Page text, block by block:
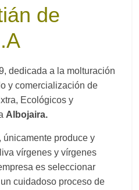
de
dedicada a la molturación
y comercialización de
Ecológicos y
Albojaira.
únicamente produce y
vírgenes y vírgenes
es seleccionar
cuidadoso proceso de